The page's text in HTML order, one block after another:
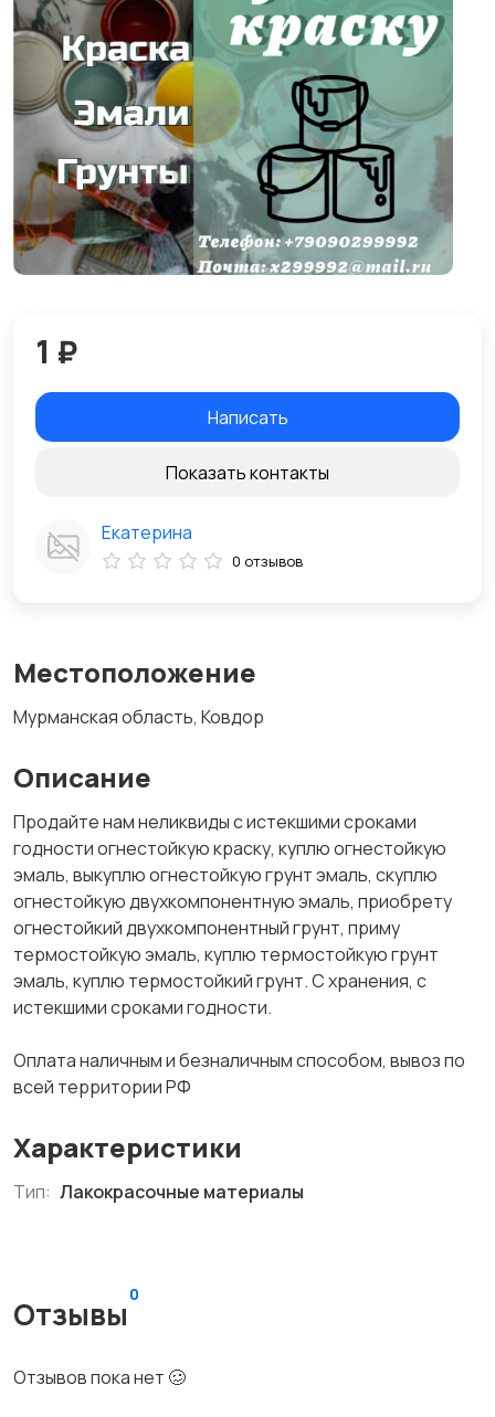
Местоположение
Мурманская область, Ковдор
Описание
Продайте нам неликвиды с истекшими сроками
годности огнестойкую краску, куплю огнестойкую
эмаль, выкуплю огнестойкую грунт эмаль, скуплю
огнестойкую двухкомпонентную эмаль, приобрету
огнестойкий двухкомпонентный грунт, приму
термостойкую эмаль, куплю термостойкую грунт
эмаль, куплю термостойкий грунт. С хранения, с
истекшими сроками годности.
Оплата наличным и безналичным способом, вывоз по
всей территории РФ
Характеристики
Тип: Лакокрасочные материалы
Отзывы
0
Отзывов пока нет 🥴
1 ₽
Написать
Показать контакты
Екатерина
0 отзывов